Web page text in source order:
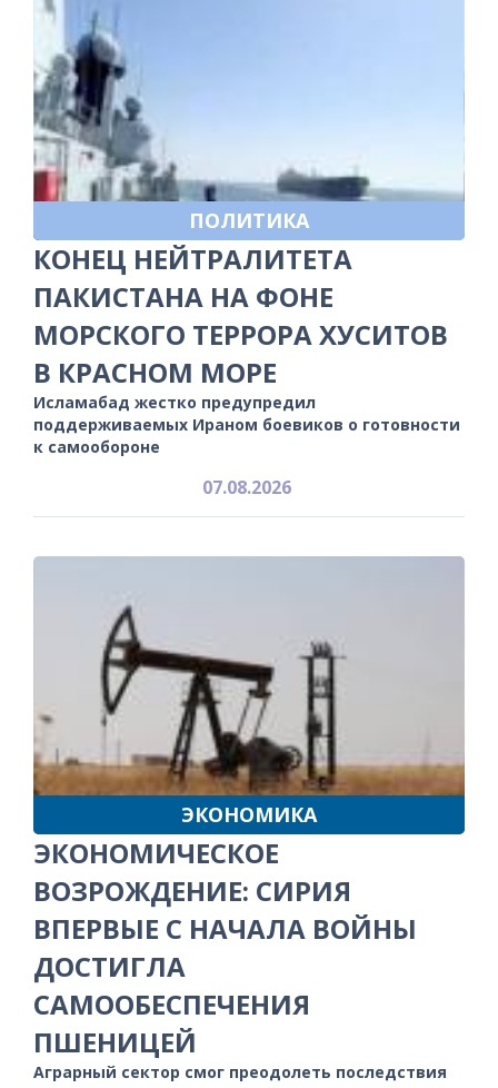
ПОЛИТИКА
КОНЕЦ НЕЙТРАЛИТЕТА
ПАКИСТАНА НА ФОНЕ
МОРСКОГО ТЕРРОРА ХУСИТОВ
В КРАСНОМ МОРЕ
Исламабад жестко предупредил
поддерживаемых Ираном боевиков о готовности
к самообороне
07.08.2026
ЭКОНОМИКА
ЭКОНОМИЧЕСКОЕ
ВОЗРОЖДЕНИЕ: СИРИЯ
ВПЕРВЫЕ С НАЧАЛА ВОЙНЫ
ДОСТИГЛА
САМООБЕСПЕЧЕНИЯ
ПШЕНИЦЕЙ
Аграрный сектор смог преодолеть последствия